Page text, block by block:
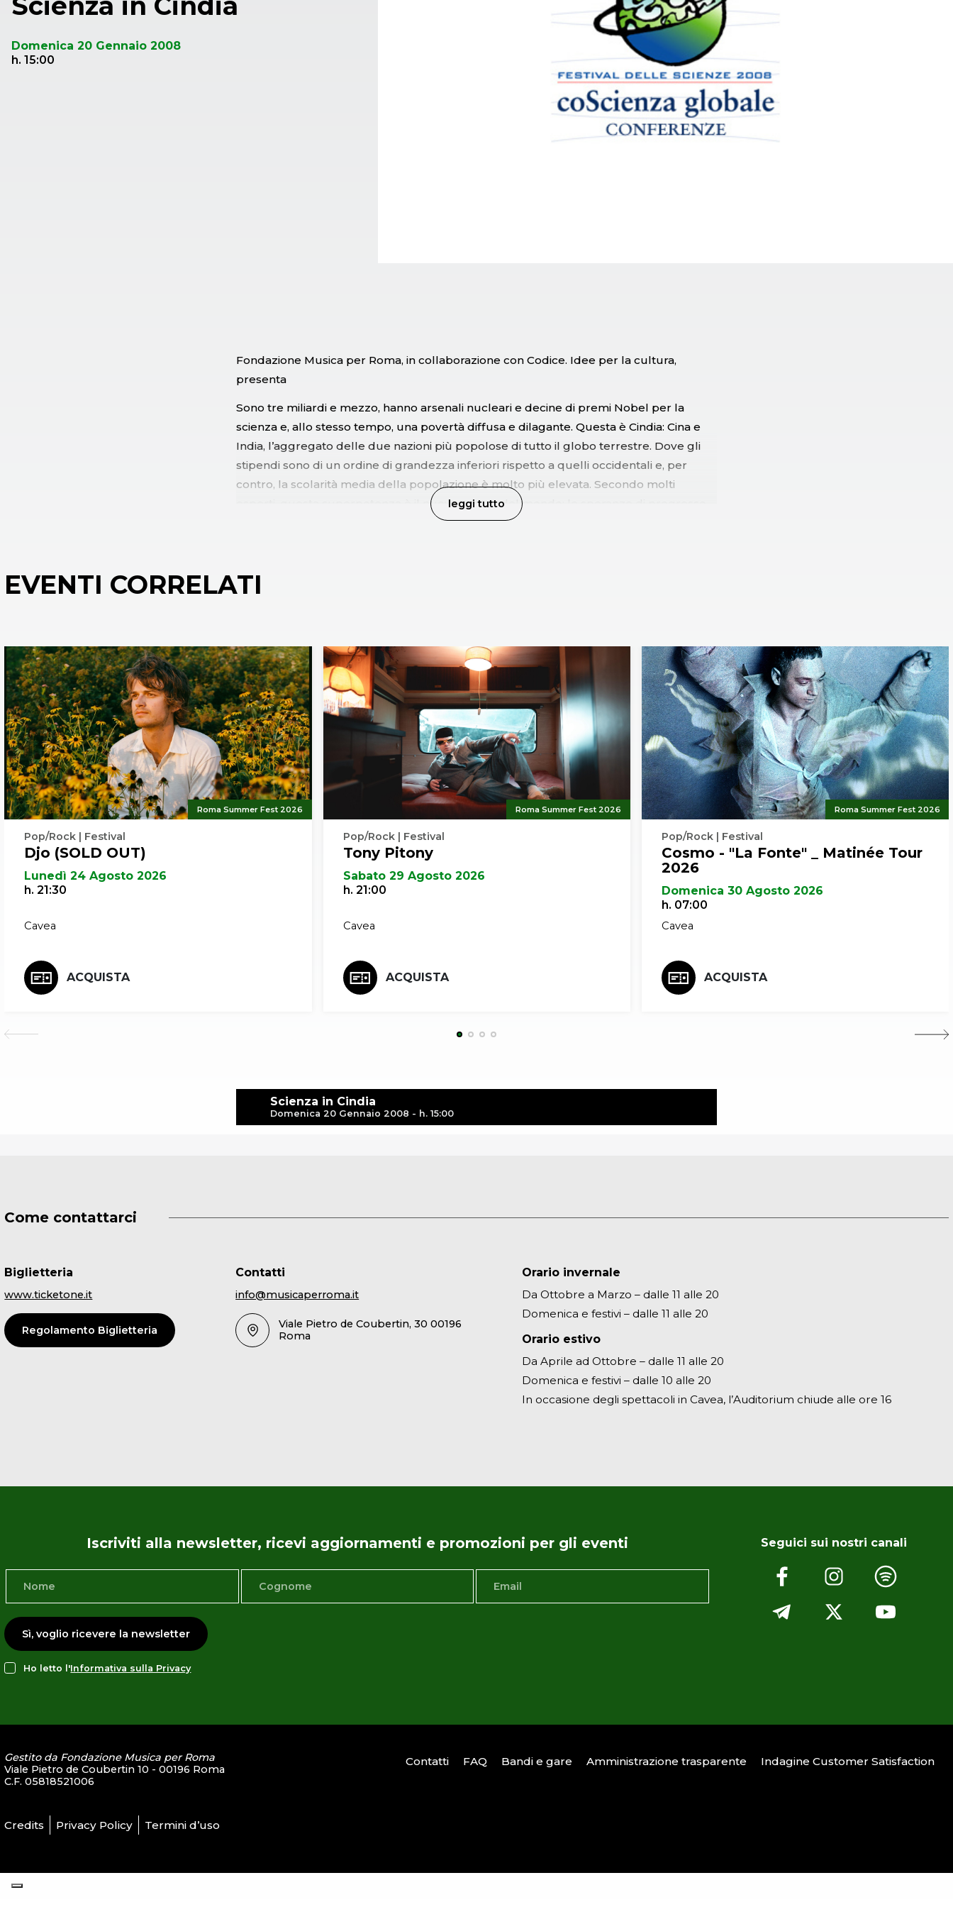
Domenica 20 Gennaio 2008
h. 15:00
Scienza in Cindia
Domenica 20 Gennaio 2008 - h. 15:00
Fondazione Musica per Roma, in collaborazione con Codice. Idee per la cultura,
presenta
Sono tre miliardi e mezzo, hanno arsenali nucleari e decine di premi Nobel per la
scienza e, allo stesso tempo, una povertà diffusa e dilagante. Questa è Cindia: Cina e
India, l’aggregato delle due nazioni più popolose di tutto il globo terrestre. Dove gli
stipendi sono di un ordine di grandezza inferiori rispetto a quelli occidentali e, per
contro, la scolarità media della popolazione è molto più elevata. Secondo molti
esperti, questa superpotenza è il nuovo centro del mondo: le speranze di progresso,
così come i rischi di catastrofi, il riscatto dalla miseria e la guerra all’inquinamento, la
quale sia il ruolo della scienza e della ricerca nel luogo dove, sotto molti aspetti, si
leggi tutto
EVENTI CORRELATI
Roma Summer Fest 2026
Pop/Rock | Festival
Djo (SOLD OUT)
Lunedì 24 Agosto 2026
h. 21:30
Cavea
ACQUISTA
Roma Summer Fest 2026
Pop/Rock | Festival
Tony Pitony
Sabato 29 Agosto 2026
h. 21:00
Cavea
ACQUISTA
Roma Summer Fest 2026
Pop/Rock | Festival
Cosmo - "La Fonte" _ Matinée Tour
2026
Domenica 30 Agosto 2026
h. 07:00
Cavea
ACQUISTA
Come contattarci
Biglietteria
www.ticketone.it
Regolamento Biglietteria
Contatti
info@musicaperroma.it
Viale Pietro de Coubertin, 30 00196
Roma
Orario invernale
Da Ottobre a Marzo – dalle 11 alle 20
Domenica e festivi – dalle 11 alle 20
Orario estivo
Da Aprile ad Ottobre – dalle 11 alle 20
Domenica e festivi – dalle 10 alle 20
In occasione degli spettacoli in Cavea, l’Auditorium chiude alle ore 16
Iscriviti alla newsletter, ricevi aggiornamenti e promozioni per gli eventi
Sì, voglio ricevere la newsletter
Ho letto l'Informativa sulla Privacy
Seguici sui nostri canali
Gestito da Fondazione Musica per Roma
Viale Pietro de Coubertin 10 - 00196 Roma
C.F. 05818521006
Contatti FAQ Bandi e gare Amministrazione trasparente Indagine Customer Satisfaction
Credits Privacy Policy Termini d’uso